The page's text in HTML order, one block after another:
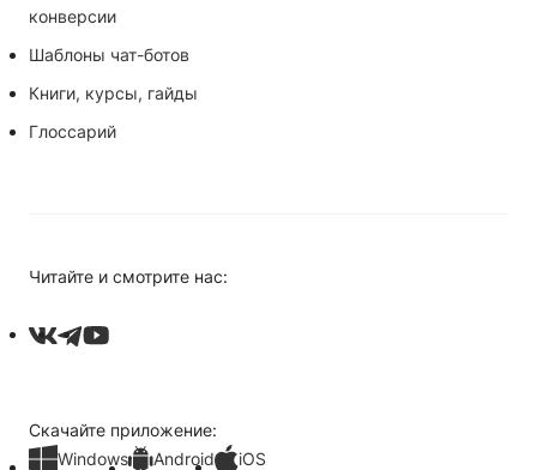
конверсии
Шаблоны чат-ботов
Книги, курсы, гайды
Глоссарий
Читайте и смотрите нас:
Скачайте приложение:
Windows
Android iOS